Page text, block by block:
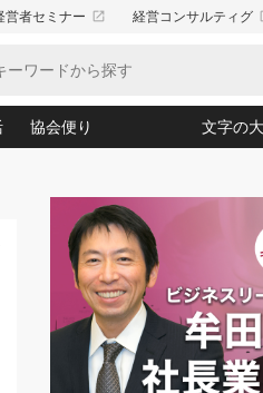
営者セミナー launch 経営コンサルティグ
【追悼】鈴木敏文氏 言葉で伝
える経営（ジャーナリスト 勝
ーイング経営入
づくり(210)
いと思われる 気配りの達人(127)
新常識(57)
員教育の決め手(203)
不況は会社守成の好機(38)
の人間力の磨き方」(86)
の教え 東洋思想に学ぶ経営学(132)
の指導者たち」(32)
八史略”(30)
のころ心平の ──社長のための「か・
ジタルＡＶを味方に！新・仕事術
ーダー脳の鍛え方(32)
インを楽しむ基礎レッスン(12)
読！社長が読むべき今月の4冊(88)
協会便り
「愛読者通信」著者インタビュ
ビジネス見聞録 経営ニュース
作間信司の経営無形庵(けいえ
経営セミナー情報局(1)
繁栄への着眼点 牟田太陽(76)
文字の